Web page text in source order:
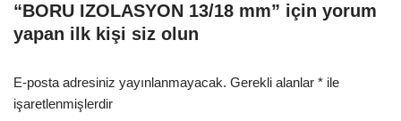
“BORU IZOLASYON 13/18 mm” için yorum
yapan ilk kişi siz olun
E-posta adresiniz yayınlanmayacak. Gerekli alanlar * ile
işaretlenmişlerdir